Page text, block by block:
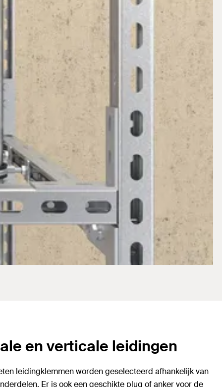
en verticale leidingen
leidingklemmen worden geselecteerd afhankelijk van
Er is ook een geschikte plug of anker voor de